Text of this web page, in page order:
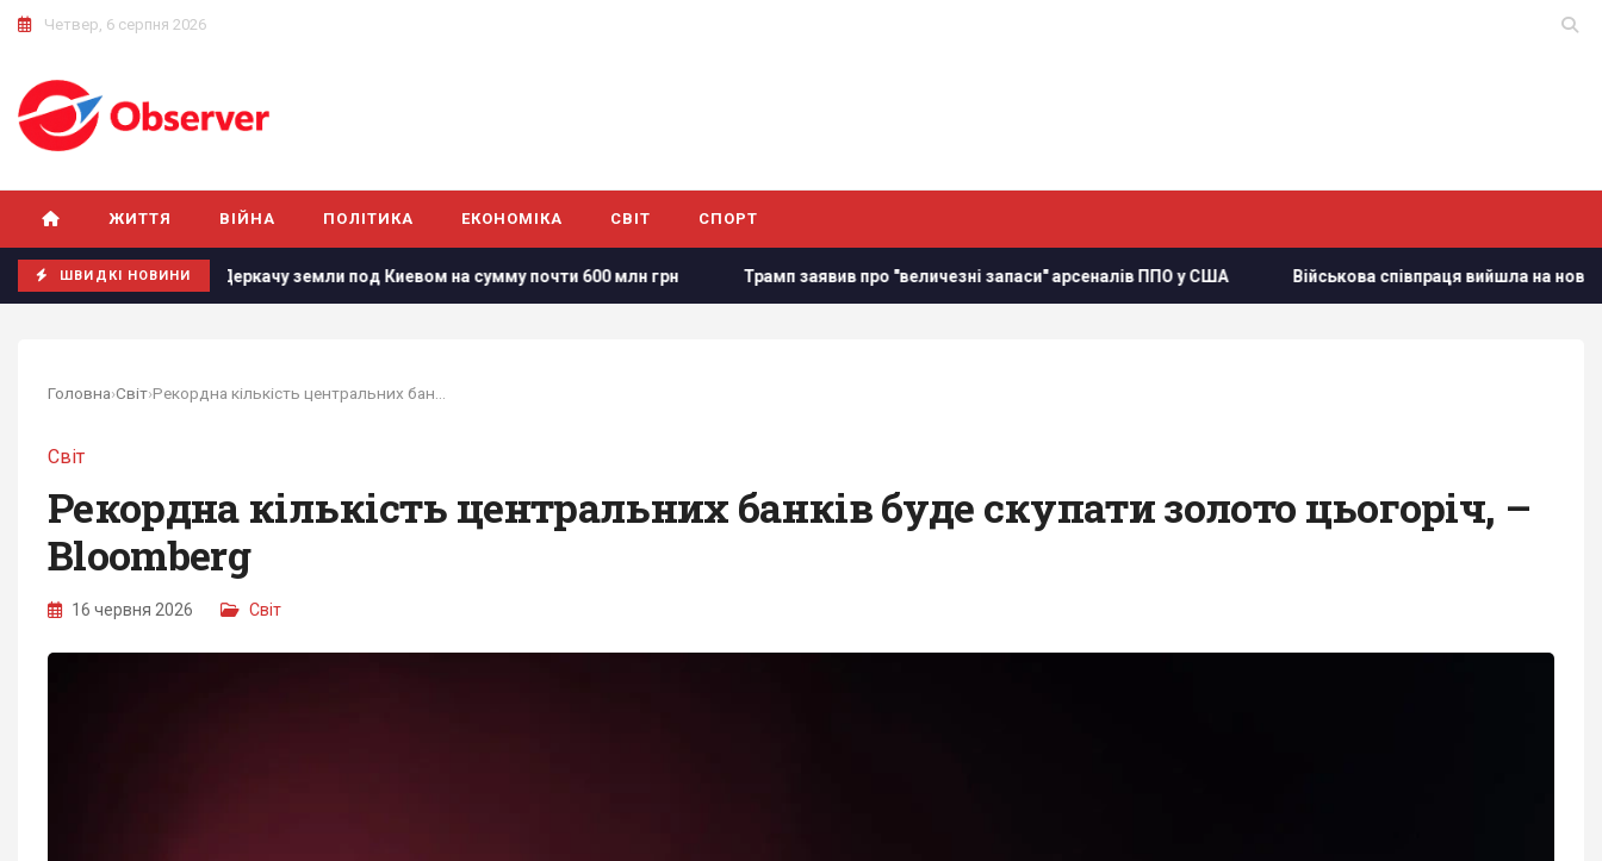
Четвер, 6 серпня 2026
ЖИТТЯ ВІЙНА ПОЛІТИКА ЕКОНОМІКА СВІТ СПОРТ
ШВИДКІ НОВИНИ
Деркачу земли под Киевом на сумму почти 600 млн грн Трамп заявив про "величезні запаси" арсеналів ППО у США Військова співпраця вийшла на новий рівень: РФ
Головна›Світ›
Світ
Рекордна кількість центральних банків буде скупати золото цьогоріч, –
Bloomberg
16 червня 2026 Світ